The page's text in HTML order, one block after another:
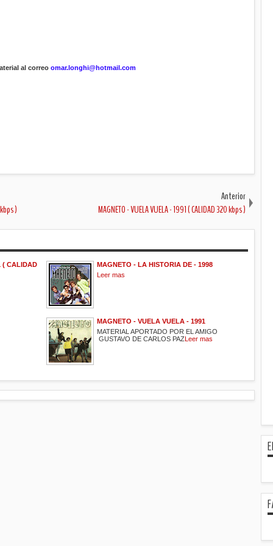
al correo omar.longhi@hotmail.com
)
Anterior
MAGNETO - VUELA VUELA - 1991 ( CALIDAD 320 kbps )
( CALIDAD
MAGNETO - LA HISTORIA DE - 1998
Leer mas
MAGNETO - VUELA VUELA - 1991
MATERIAL APORTADO POR EL AMIGO
GUSTAVO DE CARLOS PAZLeer mas